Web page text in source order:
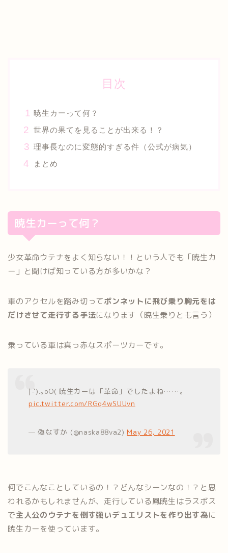
目次
暁生カーって何？
世界の果てを見ることが出来る！？
理事長なのに変態的すぎる件（公式が病気）
まとめ
暁生カーって何？
少女革命ウテナをよく知らない！！という人でも「暁生カ
ー」と聞けば知っている方が多いかな？
車のアクセルを踏み切ってボンネットに飛び乗り胸元をは
だけさせて走行する手法になります（暁生乗りとも言う）
乗っている車は真っ赤なスポーツカーです。
|-`).｡oO( 暁生カーは「革命」でしたよね……。
pic.twitter.com/RGq4wSUUvn
— 偽なすか (@naska88va2)May 26, 2021
何でこんなことしているの！？どんなシーンなの！？と思
われるかもしれませんが、走行している鳳暁生はラスボス
で主人公のウテナを倒す強いデュエリストを作り出す為に
暁生カーを使っています。